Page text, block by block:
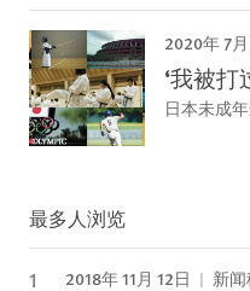
2020年 7
‘我被打
日本未成
最多人浏览
2018年 11月 12日 新